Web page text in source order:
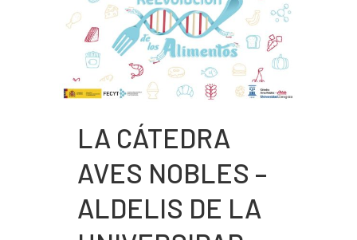
LA CÁTEDRA
AVES NOBLES –
ALDELIS DE LA